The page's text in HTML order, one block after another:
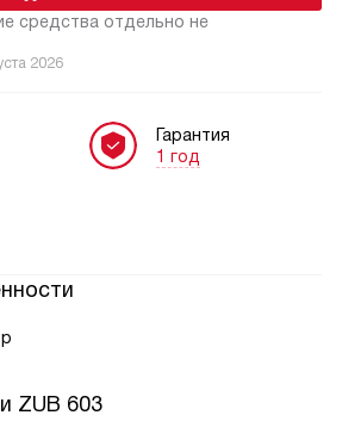
средства отдельно не
2026
Гарантия
1 год
ZUB 603